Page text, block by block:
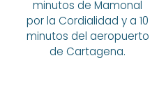
minutos de Mamonal
por la Cordialidad y a 10
minutos del aeropuerto
de Cartagena.